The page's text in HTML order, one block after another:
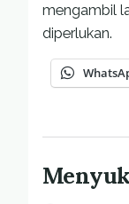
mengambil
diperlukan.